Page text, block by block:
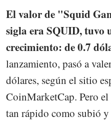
El valor de "Squid
sigla era SQUID, tuvo
crecimiento: de 0.7
lanzamiento, pasó a
dólares, según el sitio
CoinMarketCap. Pero
tan rápido como subió